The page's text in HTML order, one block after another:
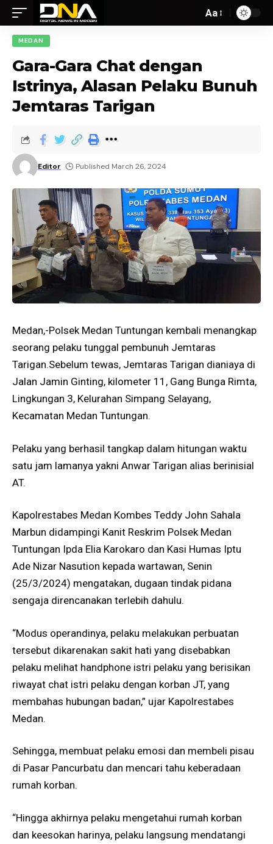
Aa
MEDAN
Gara-Gara Chat dengan
Istrinya, Alasan Pelaku Bunuh
Jemtaras Tarigan
Editor Published March 26, 2024
Medan,-Polsek Medan Tuntungan kembali menangkap
seorang pelaku tunggal pembunuh Jemtaras
Tarigan.Sebelum tewas, Jemtaras Tarigan dianiaya di
Jalan Jamin Ginting, kilometer 11, Gang Bunga Rimta,
Lingkungan 3, Kelurahan Simpang Selayang,
Kecamatan Medan Tuntungan.
Pelaku yang berhasil tangkap dalam hitungan waktu
satu jam lamanya yakni Anwar Tarigan alias berinisial
AT.
Kapolrestabes Medan Kombes Teddy John Sahala
Marbun didampingi Kanit Reskrim Polsek Medan
Tuntungan Ipda Elia Karokaro dan Kasi Humas Iptu
Ade Nizar Nasution kepada wartawan, Senin
(25/3/2024) mengatakan, dugaan tindak pidana
sengaja direncanakan terlebih dahulu.
“Modus operandinya, pelaku melakukan perbuatan
tersebut dikarenakan sakit hati yang disebabkan
pelaku melihat handphone istri pelaku yang berisikan
riwayat chat istri pelaku dengan korban JT, yang
membahas hubungan badan,” ujar Kapolrestabes
Medan.
Sehingga, membuat pelaku emosi dan membeli pisau
di Pasar Pancurbatu dan mencari tahu keberadaan
rumah korban.
“Hingga akhirnya pelaku mengetahui rumah korban
dan keesokan harinya, pelaku langsung mendatangi